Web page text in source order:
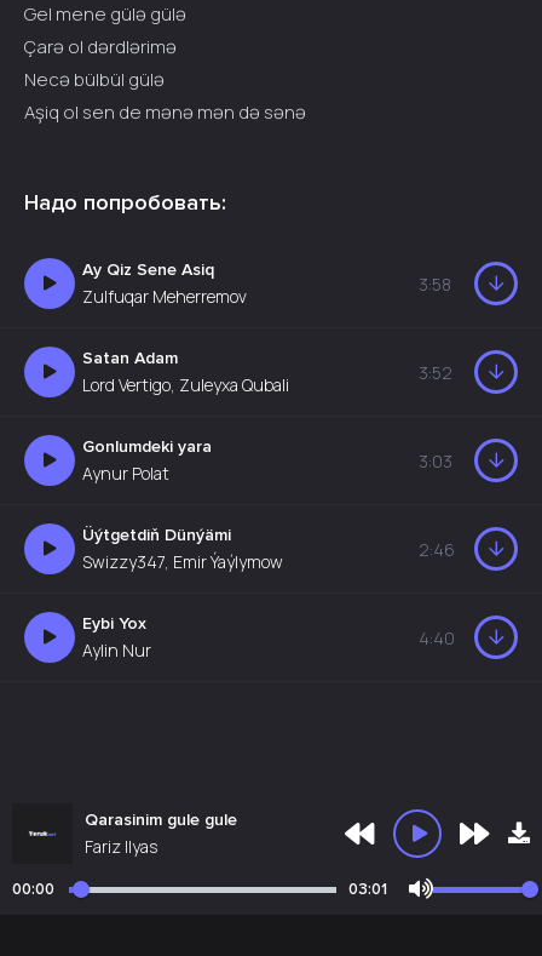
Gel mene gülə gülə
Çarə ol dərdlərimə
Necə bülbül gülə
Aşiq ol sen de mənə mən də sənə
Надо попробовать:
Ay Qiz Sene Asiq
Zulfuqar Meherremov
3:58
Satan Adam
Lord Vertigo, Zuleyxa Qubali
3:52
Gonlumdeki yara
Aynur Polat
3:03
Üýtgetdiň Dünýämi
Swizzy347, Emir Ýaýlymow
2:46
Eybi Yox
Aylin Nur
4:40
Qarasinim gule gule
Fariz Ilyas
00:00 03:01